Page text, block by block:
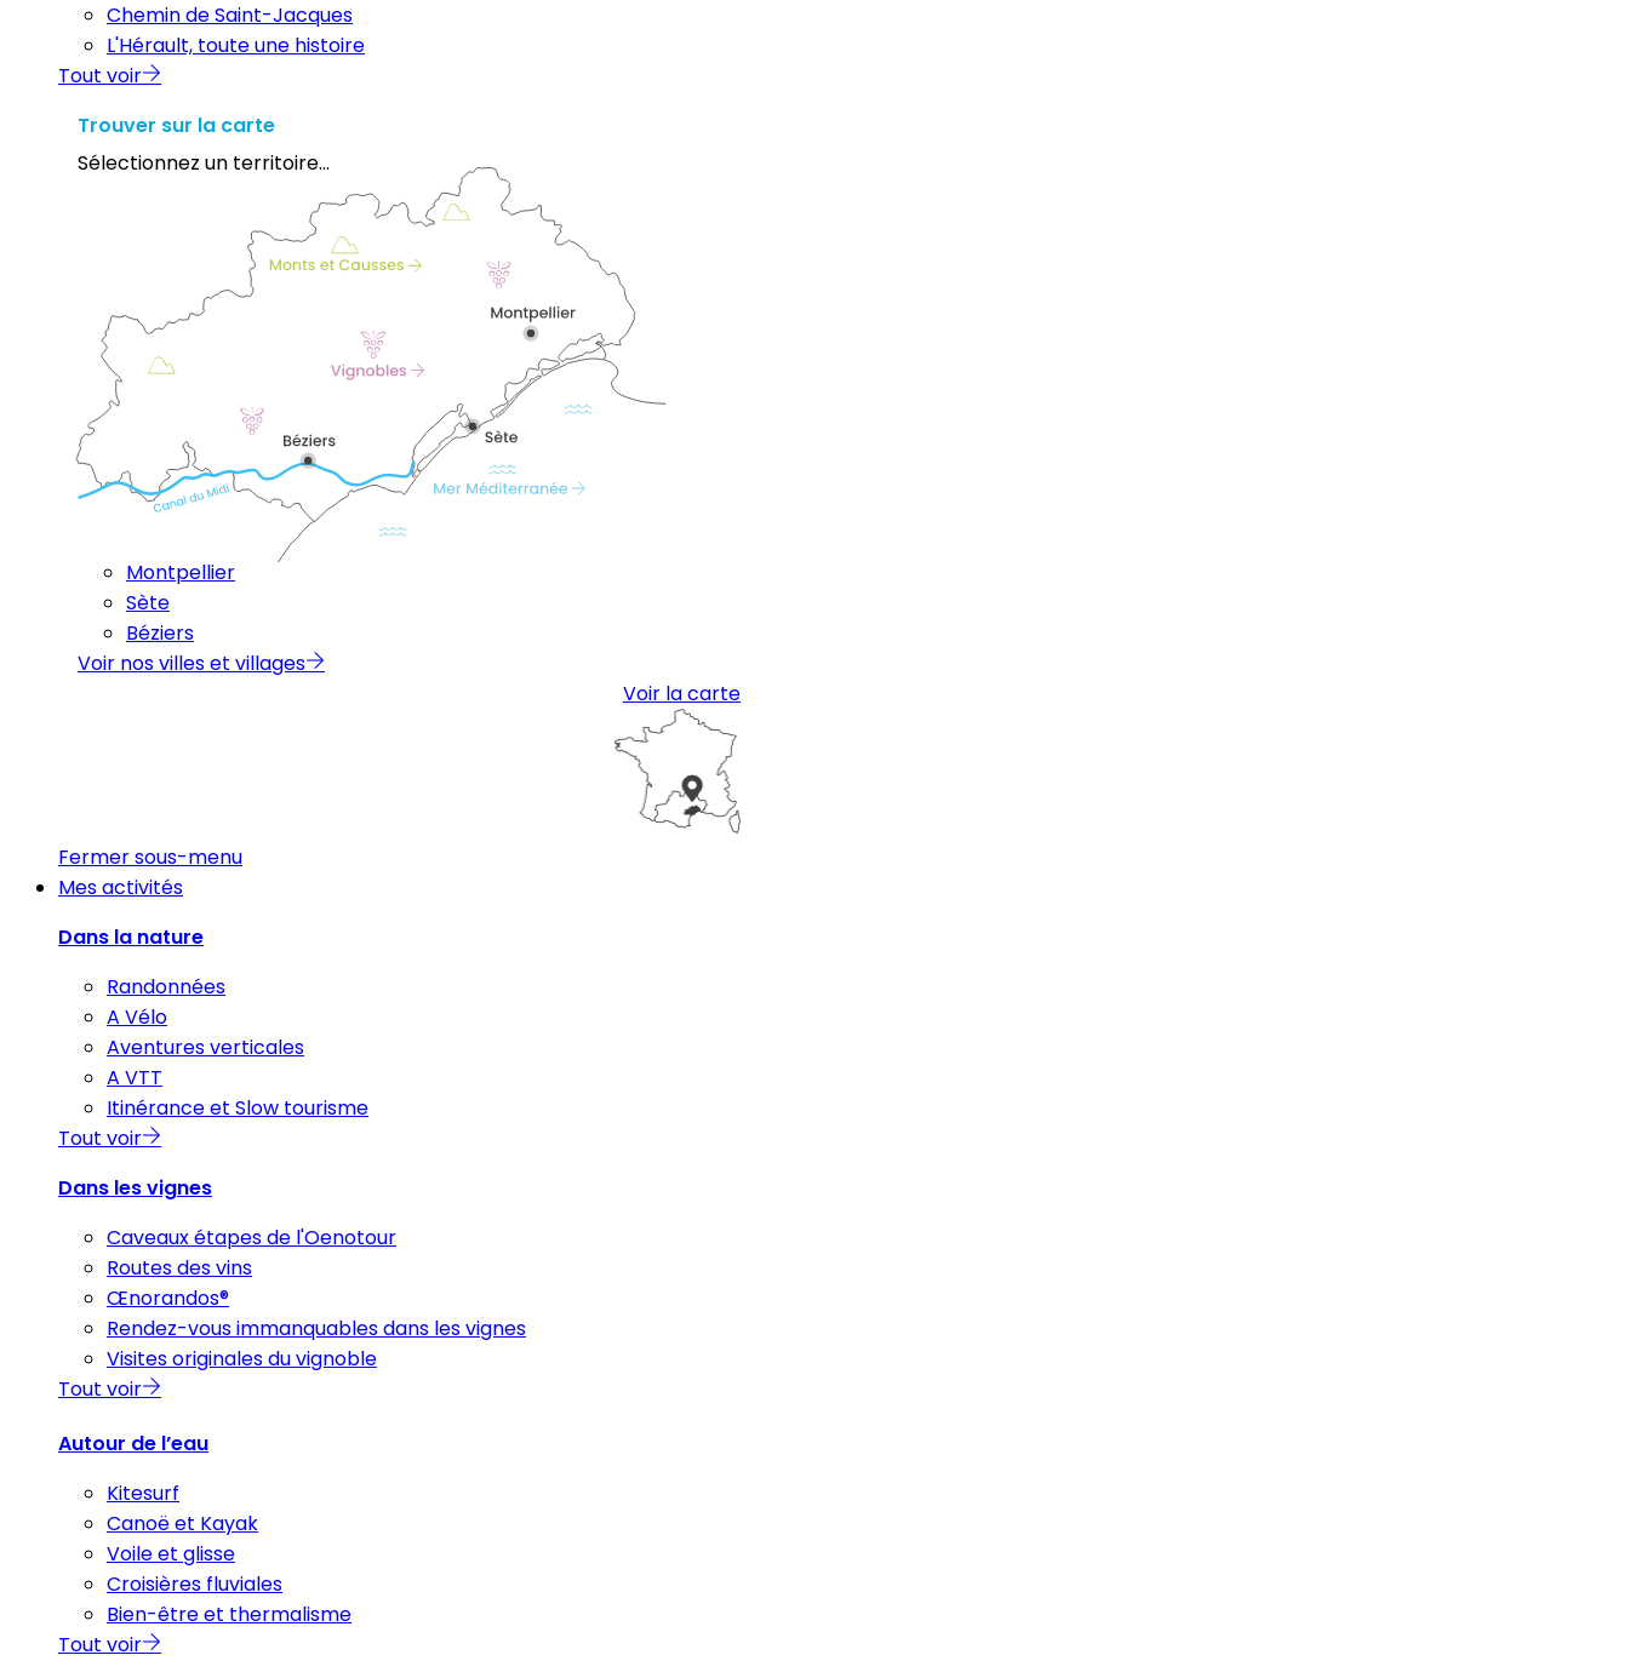
Chemin de Saint-Jacques
L'Hérault, toute une histoire
Tout voir
Trouver sur la carte
Sélectionnez un territoire...
Montpellier
Sète
Béziers
Voir nos villes et villages
Voir la carte
Fermer sous-menu
Mes activités
Dans la nature
Randonnées
A Vélo
Aventures verticales
A VTT
Itinérance et Slow tourisme
Tout voir
Dans les vignes
Caveaux étapes de l'Oenotour
Routes des vins
Œnorandos®
Rendez-vous immanquables dans les vignes
Visites originales du vignoble
Tout voir
Autour de l’eau
Kitesurf
Canoë et Kayak
Voile et glisse
Croisières fluviales
Bien-être et thermalisme
Tout voir